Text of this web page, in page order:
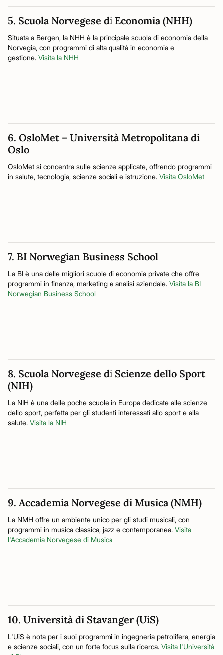
5. Scuola Norvegese di Economia (NHH)
Situata a Bergen, la NHH è la principale scuola di economia della
Norvegia, con programmi di alta qualità in economia e
gestione. Visita la NHH
6. OsloMet – Università Metropolitana di
Oslo
OsloMet si concentra sulle scienze applicate, offrendo programmi
in salute, tecnologia, scienze sociali e istruzione. Visita OsloMet
7. BI Norwegian Business School
La BI è una delle migliori scuole di economia private che offre
programmi in finanza, marketing e analisi aziendale. Visita la BI
Norwegian Business School
8. Scuola Norvegese di Scienze dello Sport
(NIH)
La NIH è una delle poche scuole in Europa dedicate alle scienze
dello sport, perfetta per gli studenti interessati allo sport e alla
salute. Visita la NIH
9. Accademia Norvegese di Musica (NMH)
La NMH offre un ambiente unico per gli studi musicali, con
programmi in musica classica, jazz e contemporanea. Visita
l'Accademia Norvegese di Musica
10. Università di Stavanger (UiS)
L'UiS è nota per i suoi programmi in ingegneria petrolifera, energia
e scienze sociali, con un forte focus sulla ricerca. Visita l'Università